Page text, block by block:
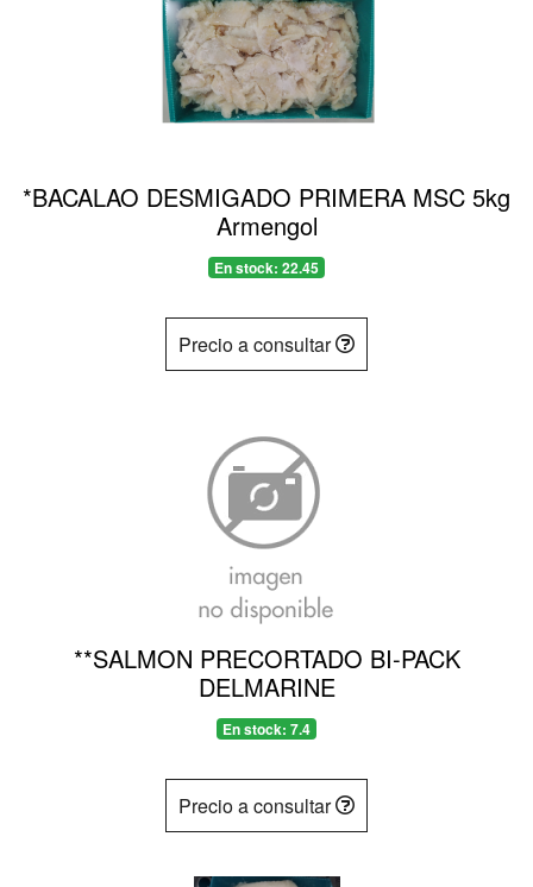
*BACALAO DESMIGADO PRIMERA MSC 5kg
Armengol
En stock: 22.45
Precio a consultar
**SALMON PRECORTADO BI-PACK
DELMARINE
En stock: 7.4
Precio a consultar